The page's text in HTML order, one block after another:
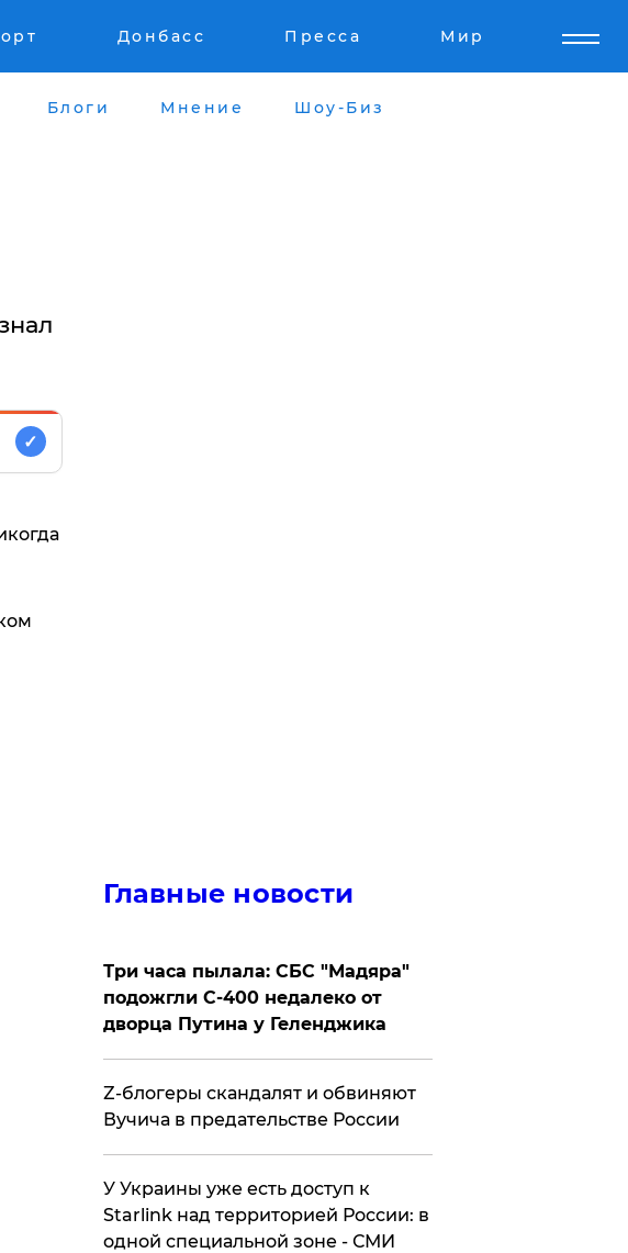
Донбасс Пресса Мир
Блоги Мнение Шоу-Биз
✓
Главные новости
Три часа пылала: СБС "Мадяра"
подожгли С-400 недалеко от
дворца Путина у Геленджика
Z-блогеры скандалят и обвиняют
Вучича в предательстве России
У Украины уже есть доступ к
Starlink над территорией России: в
одной специальной зоне - СМИ